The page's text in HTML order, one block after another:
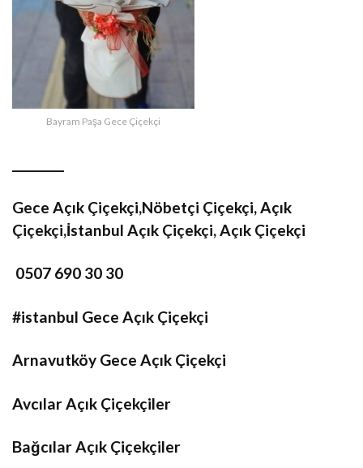
Bayram Paşa Gece Çiçekçi
Gece Açık Çiçekçi,Nöbetçi Çiçekçi, Açık
Çiçekçi,İstanbul Açık Çiçekçi, Açık Çiçekçi
0507 690 30 30
#istanbul Gece Açık Çiçekçi
Arnavutköy Gece Açık Çiçekçi
Avcılar Açık Çiçekçiler
Bağcılar Açık Çiçekçiler